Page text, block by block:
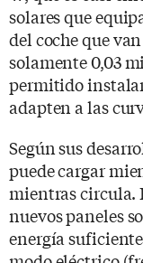
solares que
del coche que
solamente 0,03
permitido
adapten a las
Según sus
puede cargar
mientras circula.
nuevos paneles
energía